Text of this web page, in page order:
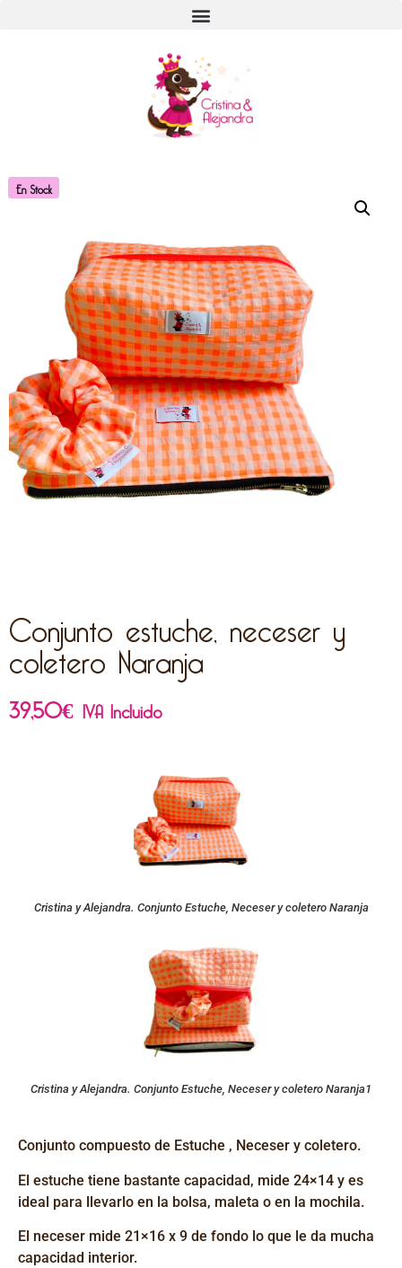
En Stock
Conjunto estuche, neceser y
coletero Naranja
39,50€ IVA Incluido
Cristina y Alejandra. Conjunto Estuche, Neceser y coletero Naranja
Cristina y Alejandra. Conjunto Estuche, Neceser y coletero Naranja1
Conjunto compuesto de Estuche , Neceser y coletero.
El estuche tiene bastante capacidad, mide 24×14 y es
ideal para llevarlo en la bolsa, maleta o en la mochila.
El neceser mide 21×16 x 9 de fondo lo que le da mucha
capacidad interior.